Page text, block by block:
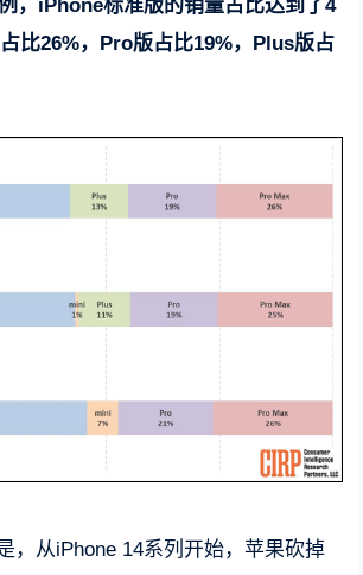
，iPhone标准版的销量占比达到了4
比26%，Pro版占比19%，Plus版占
，从iPhone 14系列开始，苹果砍掉